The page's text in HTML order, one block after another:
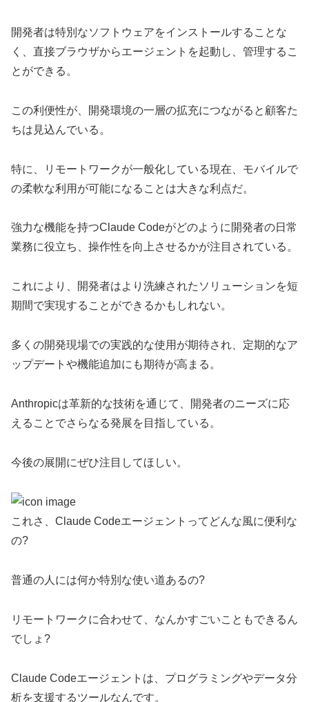
開発者は特別なソフトウェアをインストールすることな
く、直接ブラウザからエージェントを起動し、管理するこ
とができる。
この利便性が、開発環境の一層の拡充につながると顧客た
ちは見込んでいる。
特に、リモートワークが一般化している現在、モバイルで
の柔軟な利用が可能になることは大きな利点だ。
強力な機能を持つClaude Codeがどのように開発者の日常
業務に役立ち、操作性を向上させるかが注目されている。
これにより、開発者はより洗練されたソリューションを短
期間で実現することができるかもしれない。
多くの開発現場での実践的な使用が期待され、定期的なア
ップデートや機能追加にも期待が高まる。
Anthropicは革新的な技術を通じて、開発者のニーズに応
えることでさらなる発展を目指している。
今後の展開にぜひ注目してほしい。
これさ、Claude Codeエージェントってどんな風に便利な
の?
普通の人には何か特別な使い道あるの?
リモートワークに合わせて、なんかすごいこともできるん
でしょ?
Claude Codeエージェントは、プログラミングやデータ分
析を支援するツールなんです。